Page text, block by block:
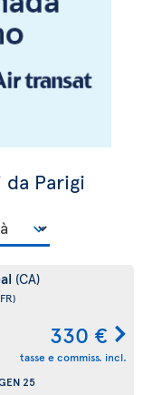
Parigi
(CA)
330 €
tasse e commiss. incl.
25